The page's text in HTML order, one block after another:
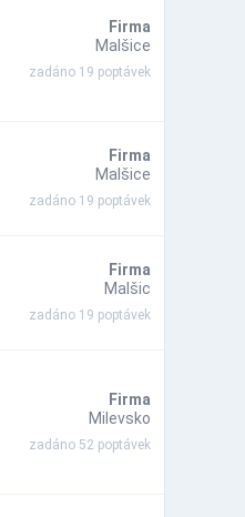
Firma
Malšice
zadáno 19 poptávek
Firma
Malšice
zadáno 19 poptávek
Firma
Malšic
zadáno 19 poptávek
Firma
Milevsko
zadáno 52 poptávek